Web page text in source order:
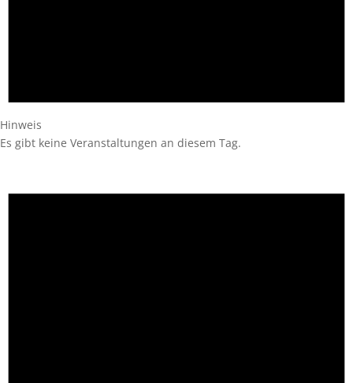
Hinweis
Es gibt keine Veranstaltungen an diesem Tag.